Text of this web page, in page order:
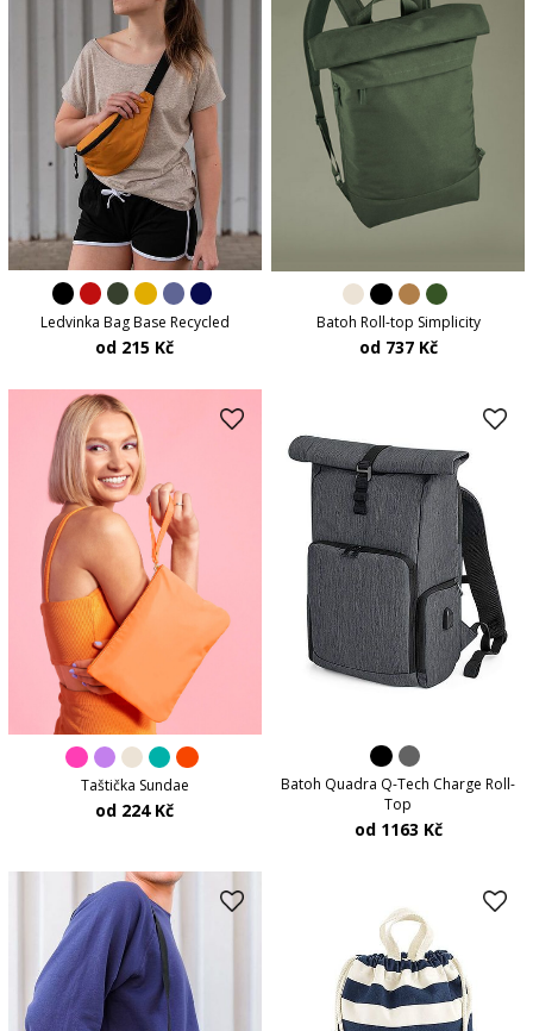
Ledvinka Bag Base Recycled
od 215 Kč
Batoh Roll-top Simplicity
od 737 Kč
Taštička Sundae
od 224 Kč
Batoh Quadra Q-Tech Charge Roll-
Top
od 1163 Kč